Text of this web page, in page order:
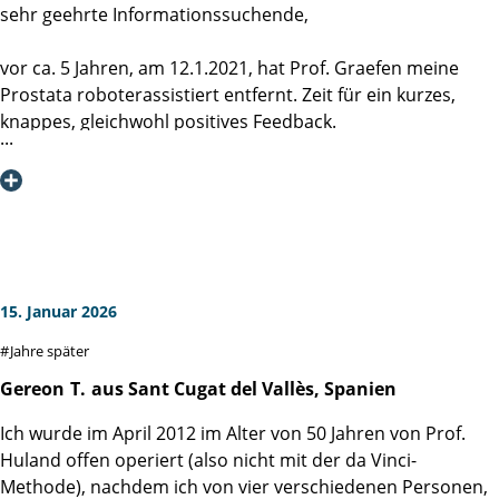
sehr geehrte Informationssuchende,
vor ca. 5 Jahren, am 12.1.2021, hat Prof. Graefen meine
Prostata roboterassistiert entfernt. Zeit für ein kurzes,
knappes, gleichwohl positives Feedback.
Der Klinikaufenthalt war mit einer Woche angenehm kurz,
weitgehend schmerzfrei und endete mit einer Entlassung
Die regelmäßigen Nachsorgeuntersuchungen lassen mich
Professor Graefen, vielen Dank für die hervorragende
Operation,
Weiterleitung an den Herrn Professor,
Frau Dr. v. Breunig, mittlerweile an anderer Stelle tätig, hat
15. Januar 2026
Jahre später
Gereon T. aus Sant Cugat del Vallès, Spanien
Ich wurde im April 2012 im Alter von 50 Jahren von Prof.
Huland offen operiert (also nicht mit der da Vinci-
Methode), nachdem ich von vier verschiedenen Personen,